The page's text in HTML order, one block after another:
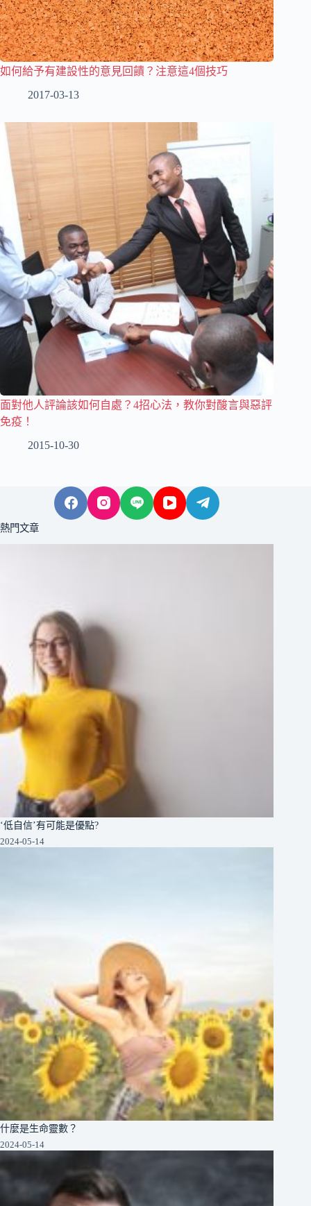
如何給予有建設性的意見回饋？注意這4個技巧
2017-03-13
面對他人評論該如何自處？4招心法，教你對酸言與惡評
免疫！
2015-10-30
熱門文章
‘低自信’有可能是優點?
2024-05-14
什麼是生命靈數？
2024-05-14